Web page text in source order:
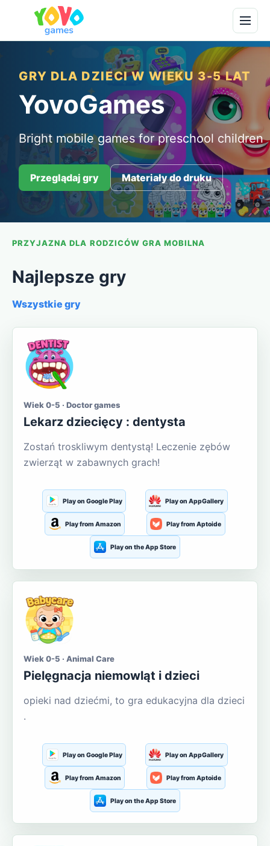
GRY DLA DZIECI W WIEKU 3-5 LAT
YovoGames
Bright mobile games for preschool children
Przeglądaj gry Materiały do druku
PRZYJAZNA DLA RODZICÓW GRA MOBILNA
Najlepsze gry
Wszystkie gry
Wiek 0-5 · Doctor games
Lekarz dziecięcy : dentysta
Zostań troskliwym dentystą! Leczenie zębów
zwierząt w zabawnych grach!
Play on Google Play Play on AppGallery
Play from Amazon Play from Aptoide
Play on the App Store
Wiek 0-5 · Animal Care
Pielęgnacja niemowląt i dzieci
opieki nad dziećmi, to gra edukacyjna dla dzieci
.
Play on Google Play Play on AppGallery
Play from Amazon Play from Aptoide
Play on the App Store